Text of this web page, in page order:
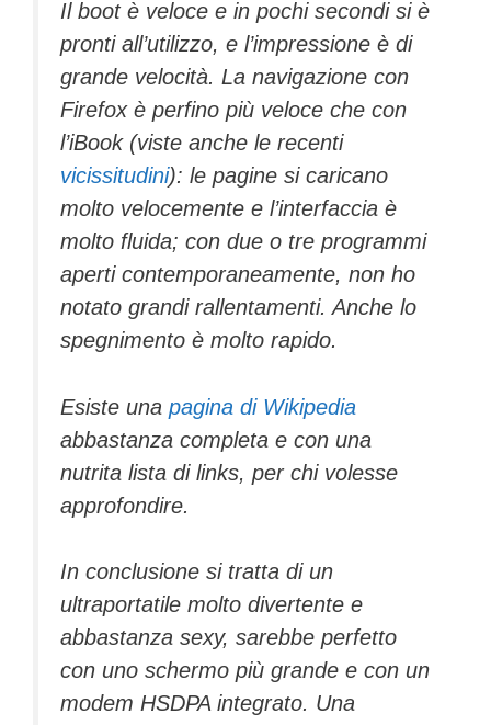
Il boot è veloce e in pochi secondi si è
pronti all’utilizzo, e l’impressione è di
grande velocità. La navigazione con
Firefox è perfino più veloce che con
l’iBook (viste anche le recenti
vicissitudini): le pagine si caricano
molto velocemente e l’interfaccia è
molto fluida; con due o tre programmi
aperti contemporaneamente, non ho
notato grandi rallentamenti. Anche lo
spegnimento è molto rapido.
Esiste una pagina di Wikipedia
abbastanza completa e con una
nutrita lista di links, per chi volesse
approfondire.
In conclusione si tratta di un
ultraportatile molto divertente e
abbastanza sexy, sarebbe perfetto
con uno schermo più grande e con un
modem HSDPA integrato. Una